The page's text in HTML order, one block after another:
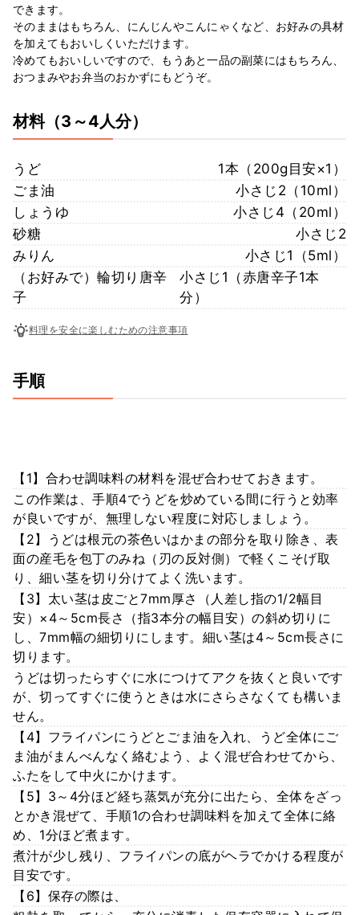
できます。
そのままはもちろん、にんじんやこんにゃくなど、お好みの具材
を加えてもおいしくいただけます。
冷めてもおいしいですので、もうあと一品の副菜にはもちろん、
おつまみやお弁当のおかずにもどうぞ。
材料（3～4人分）
うど
1本（200g目安×1）
ごま油
小さじ2（10ml）
しょうゆ
小さじ4（20ml）
砂糖
小さじ2
みりん
小さじ1（5ml）
（お好みで）輪切り唐辛
子
小さじ1（赤唐辛子1本
分）
料理を安全に楽しむための注意事項
手順
【1】合わせ調味料の材料を混ぜ合わせておきます。
この作業は、手順4でうどを炒めている間に行うと効率
が良いですが、無理しない程度に対応しましょう。
【2】うどは根元の茶色いはかまの部分を取り除き、表
面の産毛を包丁のみね（刃の反対側）で軽くこそげ取
り、細い茎を切り分けてよく洗います。
【3】太い茎は皮ごと7mm厚さ（人差し指の1/2幅目
安）×4～5cm長さ（指3本分の幅目安）の斜め切りに
し、7mm幅の細切りにします。細い茎は4～5cm長さに
切ります。
うどは切ったらすぐに水につけてアクを抜くと良いです
が、切ってすぐに使うときは水にさらさなくても構いま
せん。
【4】フライパンにうどとごま油を入れ、うど全体にご
ま油がまんべんなく絡むよう、よく混ぜ合わせてから、
ふたをして中火にかけます。
【5】3～4分ほど経ち蒸気が充分に出たら、全体をざっ
とかき混ぜて、手順1の合わせ調味料を加えて全体に絡
め、1分ほど煮ます。
煮汁が少し残り、フライパンの底がヘラでかける程度が
目安です。
【6】保存の際は、